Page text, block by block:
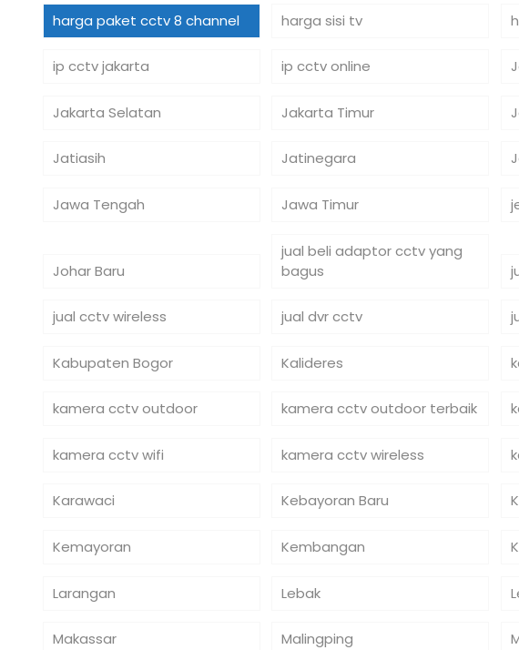
harga paket cctv 8 channel harga sisi tv
ip cctv jakarta ip cctv online
Jakarta Selatan Jakarta Timur
Jatiasih Jatinegara
Jawa Tengah Jawa Timur
Johar Baru
jual beli adaptor cctv yang
bagus
jual cctv wireless jual dvr cctv
Kabupaten Bogor Kalideres
kamera cctv outdoor kamera cctv outdoor terbaik
kamera cctv wifi kamera cctv wireless
Karawaci Kebayoran Baru
Kemayoran Kembangan
Larangan Lebak
Makassar Malingping